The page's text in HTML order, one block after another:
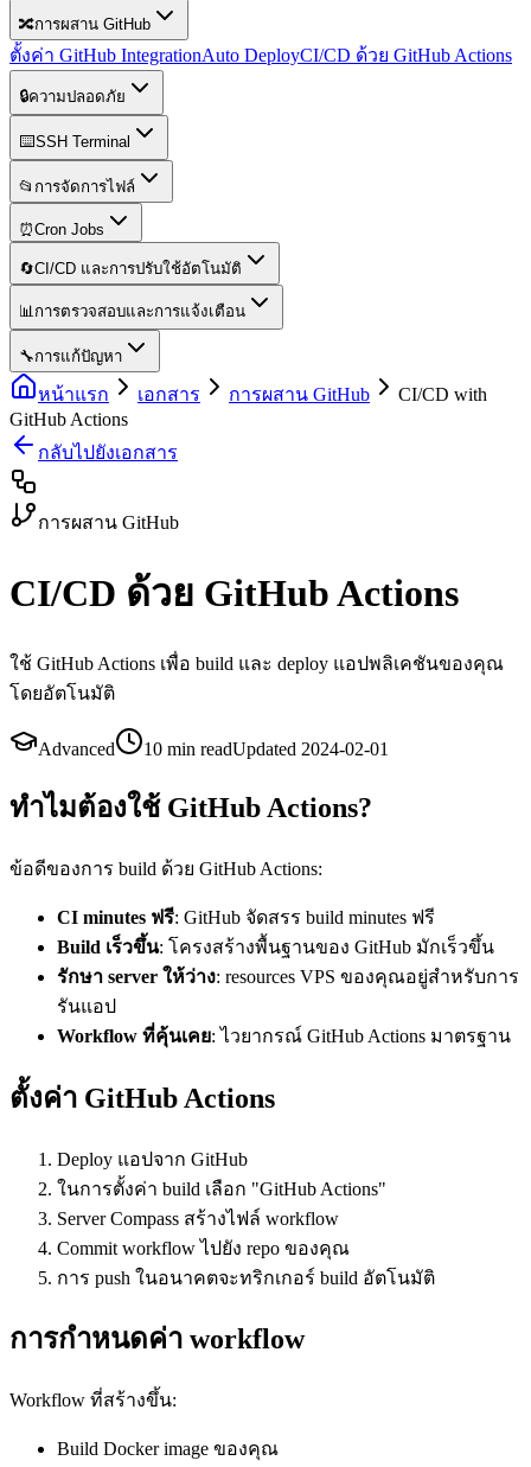
🔀การผสาน GitHub
ตั้งค่า GitHub IntegrationAuto DeployCI/CD ด้วย GitHub Actions
🔒ความปลอดภัย
⌨️SSH Terminal
📂 การจัดการไฟล์
⏰Cron Jobs
🔄CI/CD และการปรับใช้อัตโนมัติ
📊การตรวจสอบและการแจ้งเตือน
🔧การแก้ปัญหา
หน้าแรก เอกสาร การผสาน GitHub
CI/CD with
GitHub Actions
กลับไปยังเอกสาร
การผสาน GitHub
CI/CD ด้วย GitHub Actions
ใช้ GitHub Actions เพื่อ build และ deploy แอปพลิเคชันของคุณ
โดยอัตโนมัติ
Advanced 10 min readUpdated 2024-02-01
ทำไมต้องใช้ GitHub Actions?
ข้อดีของการ build ด้วย GitHub Actions:
CI minutes ฟรี: GitHub จัดสรร build minutes ฟรี
Build เร็วขึ้น: โครงสร้างพื้นฐานของ GitHub มักเร็วขึ้น
รักษา server ให้ว่าง: resources VPS ของคุณอยู่สำหรับการ
รันแอป
Workflow ที่คุ้นเคย: ไวยากรณ์ GitHub Actions มาตรฐาน
ตั้งค่า GitHub Actions
Deploy แอปจาก GitHub
ในการตั้งค่า build เลือก "GitHub Actions"
Server Compass สร้างไฟล์ workflow
Commit workflow ไปยัง repo ของคุณ
การ push ในอนาคตจะทริกเกอร์ build อัตโนมัติ
การกำหนดค่า workflow
Workflow ที่สร้างขึ้น:
Build Docker image ของคุณ